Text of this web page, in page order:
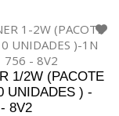
1/2W (PACOTE
UNIDADES ) -
8V2